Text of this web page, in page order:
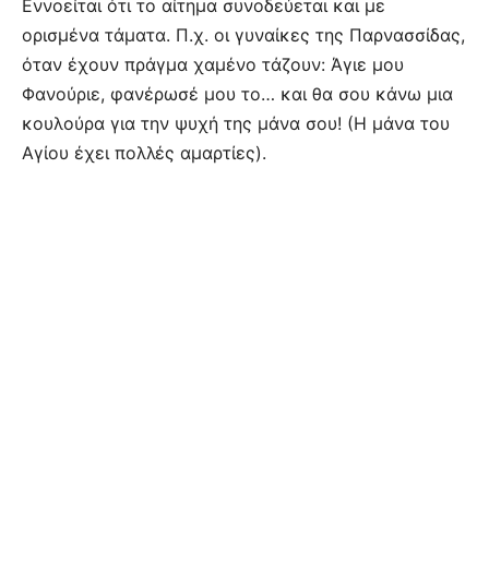
Εννοείται ότι το αίτημα συνοδεύεται και με
ορισμένα τάματα. Π.χ. οι γυναίκες της Παρνασσίδας,
όταν έχουν πράγμα χαμένο τάζουν: Άγιε μου
Φανούριε, φανέρωσέ μου το… και θα σου κάνω μια
κουλούρα για την ψυχή της μάνα σου! (Η μάνα του
Αγίου έχει πολλές αμαρτίες).